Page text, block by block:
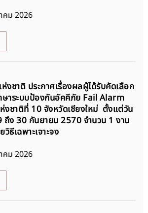
คม 2026
งชาติ ประกาศเรื่องผลผู้ได้รับคัดเลือก
ษาระบบป้องกันอัคคีภัย Fail Alarm
งชาติที่ 10 จังหวัดเชียงใหม่ ตั้งแต่วัน
ง 30 กันยายน 2570 จำนวน 1 งาน
ธีเฉพาะเจาะจง
คม 2026